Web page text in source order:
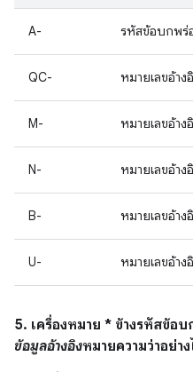
A- รหัสข้อบกพร่
QC- หมายเลขอ้าง
M- หมายเลขอ้าง
N- หมายเลขอ้าง
B- หมายเลขอ้า
U- หมายเลขอ้าง
5. เครื่องหมาย * ข้างรหัสข้อ
ข้อมูลอ้างอิงหมายความว่าอย่าง